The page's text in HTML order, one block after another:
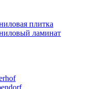
плитка
ламинат